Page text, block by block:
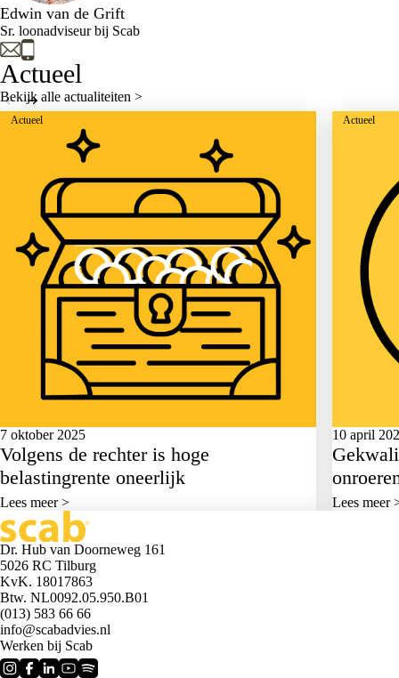
Edwin van de Grift
Sr. loonadviseur bij Scab
Actueel
Bekijk alle actualiteiten >
Actueel
7 oktober 2025
Volgens de rechter is hoge
belastingrente oneerlijk
Lees meer >
Actueel
10 april
Lees meer
Dr. Hub van Doorneweg 161
5026 RC Tilburg
KvK. 18017863
Btw. NL0092.05.950.B01
(013) 583 66 66
info@scabadvies.nl
Werken bij Scab